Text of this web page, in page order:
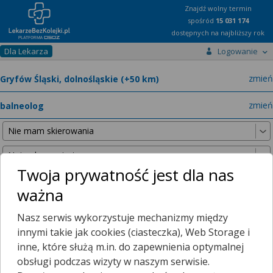
Znajdź wolny termin
spośród 15 031 174
dostępnych na najbliższy rok
Dla Lekarza Logowanie
zmień
zmień
Nie znaleźliśmy żadnych lekarzy w promieniu25 km , dlatego
zwiększyliśmy promień wyszukiwania do
50 km
Twoja prywatność jest dla nas
ważna
Nasz serwis wykorzystuje mechanizmy między
innymi takie jak cookies (ciasteczka), Web Storage i
inne, które służą m.in. do zapewnienia optymalnej
obsługi podczas wizyty w naszym serwisie.